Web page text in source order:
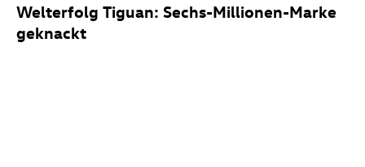
Welterfolg Tiguan: Sechs-Millionen-Marke
geknackt